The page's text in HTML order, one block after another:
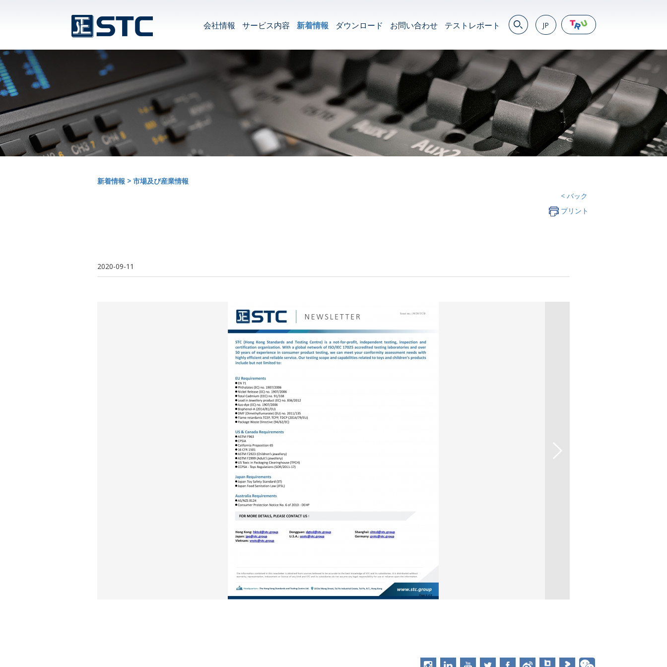
JP
繁
简
JP
DE
会社情報 サービス内容 新着情報 ダウンロード お問い合わせ テストレポート
新着情報 >市場及び産業情報
< バック
プリント
2020-09-11